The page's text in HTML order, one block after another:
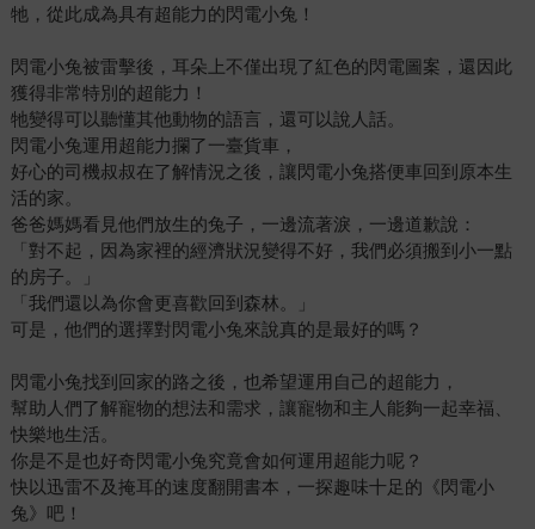
牠，從此成為具有超能力的閃電小兔！
閃電小兔被雷擊後，耳朵上不僅出現了紅色的閃電圖案，還因此
獲得非常特別的超能力！
牠變得可以聽懂其他動物的語言，還可以說人話。
閃電小兔運用超能力攔了一臺貨車，
好心的司機叔叔在了解情況之後，讓閃電小兔搭便車回到原本生
活的家。
爸爸媽媽看見他們放生的兔子，一邊流著淚，一邊道歉說：
「對不起，因為家裡的經濟狀況變得不好，我們必須搬到小一點
的房子。」
「我們還以為你會更喜歡回到森林。」
可是，他們的選擇對閃電小兔來說真的是最好的嗎？
閃電小兔找到回家的路之後，也希望運用自己的超能力，
幫助人們了解寵物的想法和需求，讓寵物和主人能夠一起幸福、
快樂地生活。
你是不是也好奇閃電小兔究竟會如何運用超能力呢？
快以迅雷不及掩耳的速度翻開書本，一探趣味十足的《閃電小
兔》吧！